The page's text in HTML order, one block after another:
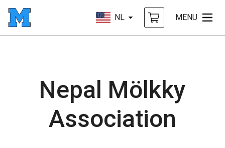
NL MENU
Nepal Mölkky
Association